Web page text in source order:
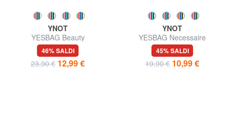
YNOT
YESBAG Beauty
46% SALDI
23,90 € 12,99 €
YNOT
YESBAG Necessaire
45% SALDI
19,90 € 10,99 €